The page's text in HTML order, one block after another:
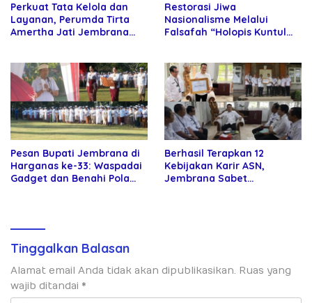
Perkuat Tata Kelola dan
Layanan, Perumda Tirta
Amertha Jati Jembrana
Restorasi Jiwa
Nasionalisme Melalui
Falsafah “Holopis Kuntul
Pesan Bupati Jembrana di
Harganas ke-33: Waspadai
Gadget dan Benahi Pola
Berhasil Terapkan 12
Kebijakan Karir ASN,
Jembrana Sabet
Tinggalkan Balasan
Alamat email Anda tidak akan dipublikasikan. Ruas yang
wajib ditandai *